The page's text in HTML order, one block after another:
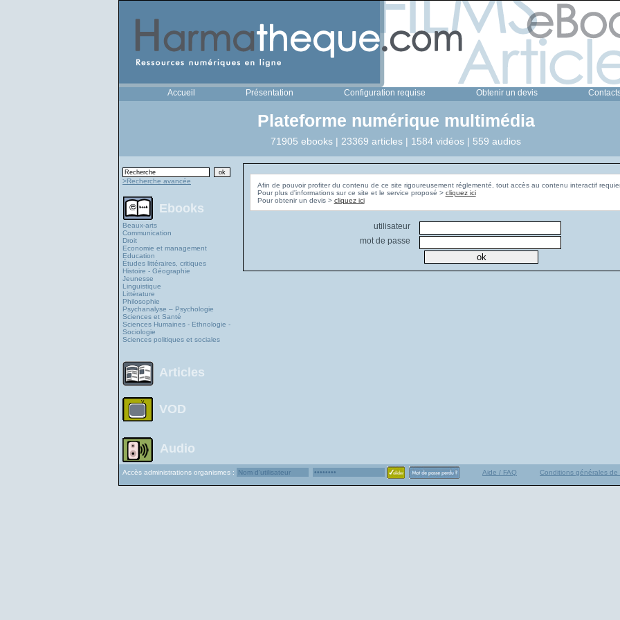
Accueil Présentation Configuration requise Obtenir un devis
Plateforme numérique multimédia
71905 ebooks | 23369 articles | 1584 vidéos | 559 audios
>Recherche avancée
Ebooks
Beaux-arts
Communication
Droit
Economie et management
Education
Études littéraires, critiques
Histoire - Géographie
Jeunesse
Linguistique
Littérature
Philosophie
Psychanalyse – Psychologie
Sciences et Santé
Sciences Humaines - Ethnologie -
Sociologie
Sciences politiques et sociales
Articles
VOD
Audio
Afin de pouvoir profiter du contenu de ce site rigoureusement réglementé, tout accès au contenu interactif
Pour plus d'informations sur ce site et le service proposé > cliquez ici
Pour obtenir un devis > cliquez ici
utilisateur
mot de passe
Accès administrations organismes : Aide / FAQ Conditions générales de